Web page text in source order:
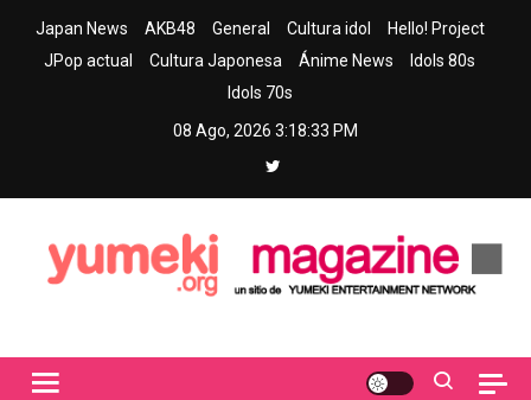
Japan News AKB48 General Cultura idol
Hello! Project
JPop actual
Cultura Japonesa Ánime News
Idols 80s
Idols 70s
08 Ago, 2026 3:18:34 PM